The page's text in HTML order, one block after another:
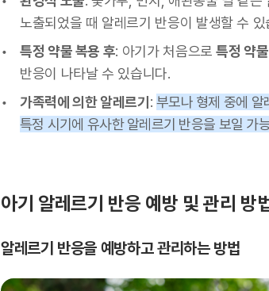
노출되었을 때 알레르기 반응이 발생할 수 있
특정 약물 복용 후: 아기가 처음으로특정 약
반응이 나타날 수 있습니다.
가족력에 의한 알레르기: 부모나 형제 중에 알
특정 시기에 유사한 알레르기 반응을 보일 가
아기 알레르기 반응 예방 및 관리 방
알레르기 반응을 예방하고 관리하는 방법